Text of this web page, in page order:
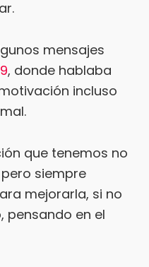
mensajes
, donde hablaba
incluso
que tenemos no
siempre
mejorarla, si no
pensando en el